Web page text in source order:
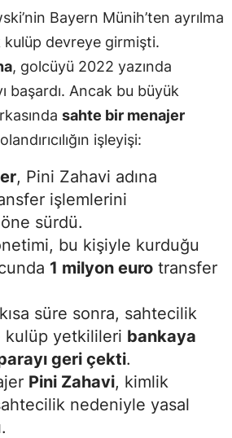
Bayern Münih’ten ayrılma
devreye girmişti.
, golcüyü 2022 yazında
başardı. Ancak bu büyük
sahte bir menajer
işleyişi:
, Pini Zahavi adına
işlemlerini
sürdü.
bu kişiyle kurduğu
1 milyon euro transfer
süre sonra, sahtecilik
kulüp yetkilileri bankaya
geri çekti.
Pini Zahavi, kimlik
sahtecilik nedeniyle yasal